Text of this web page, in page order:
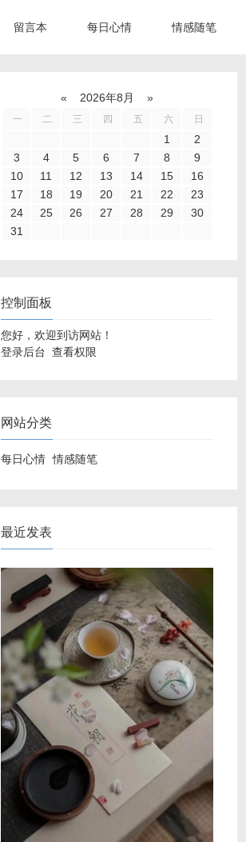
留言本 每日心情 情感随笔
« 2026年8月 »
一 二 三 四 五 六 日
1
2
3
4 5 6 7 8
9
10
11 12 13 14 15
16
17
18 19 20 21 22
23
24
25 26 27 28 29
30
31
控制面板
您好，欢迎到访网站！
登录后台 查看权限
网站分类
每日心情 情感随笔
最近发表